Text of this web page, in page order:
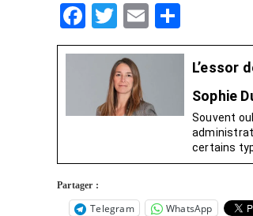
F
a
b
o
k
T
wi
tt
er
E
m ar
ta
g
er
L’essor
Sophie
Souvent
certains
Partager :
Telegram WhatsApp